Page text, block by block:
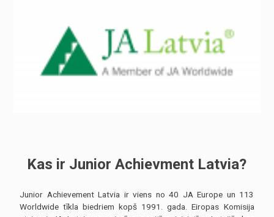
Kas ir Junior Achievment Latvia?
Junior Achievement Latvia ir viens no 40 JA Europe un 113
Worldwide tīkla biedriem kopš 1991. gada. Eiropas Komisija
Nepieciešams
Šīs sīkdatnes
nav obligātas.
Tie ir
varētu uzlabot
un struktūru,
pamatojoties
uz to, kā